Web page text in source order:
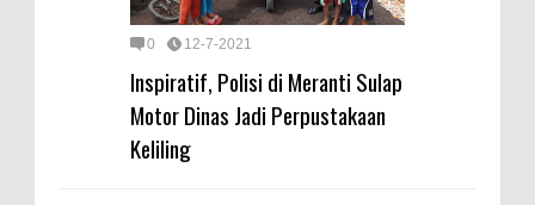
0 12-7-2021
Inspiratif, Polisi di Meranti Sulap
Motor Dinas Jadi Perpustakaan
Keliling